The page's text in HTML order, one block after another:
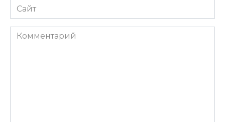
Сайт
Комментарий